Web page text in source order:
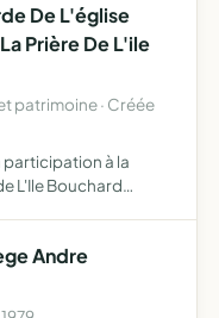
De L'église
Prière De L'ile
patrimoine · Créée
participation à la
L'Ile Bouchard
Andre